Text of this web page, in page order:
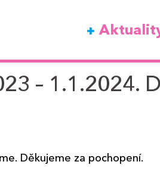
– 1.1.2024.
Děkujeme za pochopení.